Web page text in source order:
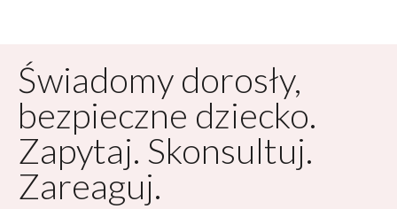
Świadomy dorosły,
bezpieczne dziecko.
Zapytaj. Skonsultuj.
Zareaguj.